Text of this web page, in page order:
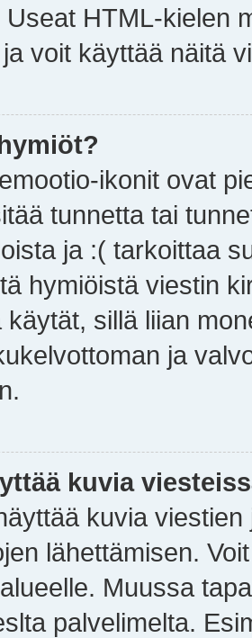
HTML-kielen
voit käyttää näitä
ikonit ovat
tunnetta tai
ja :( tarkoittaa
hymiöistä viestin
käytät, sillä liian
ja
kuvia
kuvia
lähettämisen.
Muussa
palvelimelta.